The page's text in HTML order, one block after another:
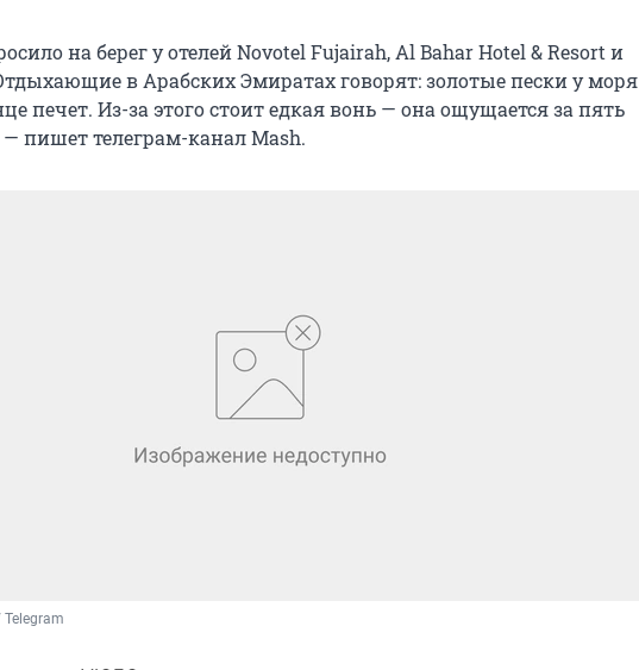
на берег у отелей Novotel Fujairah, Al Bahar Hotel & Resort и
в Арабских Эмиратах говорят: золотые пески у моря
печет. Из-за этого стоит едкая вонь — она ощущается за пять
пишет телеграм-канал Mash.